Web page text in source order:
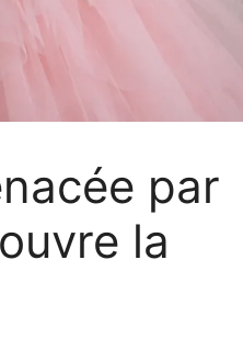
par
la